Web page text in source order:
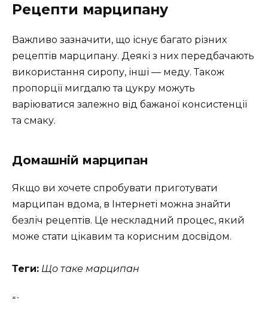
Рецепти марципану
Важливо зазначити, що існує багато різних
рецептів марципану. Деякі з них передбачають
використання сиропу, інші — меду. Також
пропорції мигдалю та цукру можуть
варіюватися залежно від бажаної консистенції
та смаку.
Домашній марципан
Якщо ви хочете спробувати приготувати
марципан вдома, в Інтернеті можна знайти
безліч рецептів. Це нескладний процес, який
може стати цікавим та корисним досвідом.
Теги: Що таке марципан
“`